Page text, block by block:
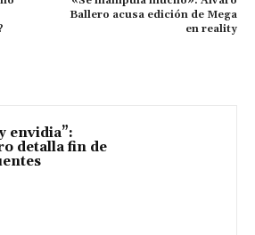
Ballero acusa edición de Mega
en reality
envidia”:
detalla fin de